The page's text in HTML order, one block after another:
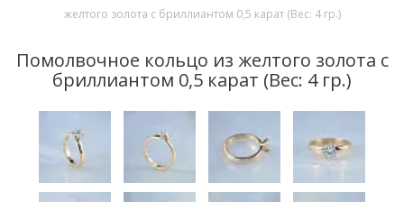
желтого золота с бриллиантом 0,5 карат (Вес: 4 гр.)
Помолвочное кольцо из желтого золота с
бриллиантом 0,5 карат (Вес: 4 гр.)